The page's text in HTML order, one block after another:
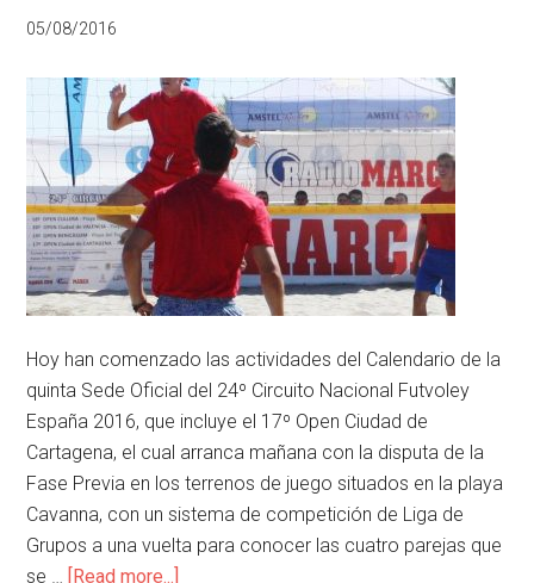
05/08/2016
Hoy han comenzado las actividades del Calendario de la
quinta Sede Oficial del 24º Circuito Nacional Futvoley
España 2016, que incluye el 17º Open Ciudad de
Cartagena, el cual arranca mañana con la disputa de la
Fase Previa en los terrenos de juego situados en la playa
Cavanna, con un sistema de competición de Liga de
Grupos a una vuelta para conocer las cuatro parejas que
se … [Read more...]